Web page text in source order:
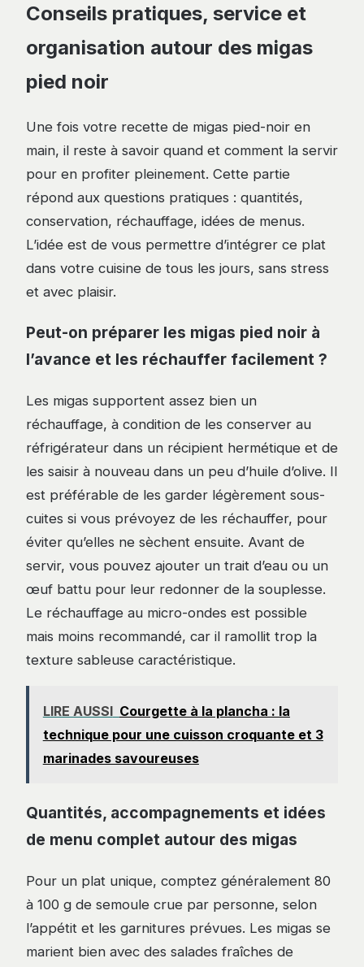
Conseils pratiques, service et
organisation autour des migas
pied noir
Une fois votre recette de migas pied-noir en
main, il reste à savoir quand et comment la servir
pour en profiter pleinement. Cette partie
répond aux questions pratiques : quantités,
conservation, réchauffage, idées de menus.
L’idée est de vous permettre d’intégrer ce plat
dans votre cuisine de tous les jours, sans stress
et avec plaisir.
Peut-on préparer les migas pied noir à
l’avance et les réchauffer facilement ?
Les migas supportent assez bien un
réchauffage, à condition de les conserver au
réfrigérateur dans un récipient hermétique et de
les saisir à nouveau dans un peu d’huile d’olive. Il
est préférable de les garder légèrement sous-
cuites si vous prévoyez de les réchauffer, pour
éviter qu’elles ne sèchent ensuite. Avant de
servir, vous pouvez ajouter un trait d’eau ou un
œuf battu pour leur redonner de la souplesse.
Le réchauffage au micro-ondes est possible
mais moins recommandé, car il ramollit trop la
texture sableuse caractéristique.
LIRE AUSSI Courgette à la plancha : la
technique pour une cuisson croquante et 3
marinades savoureuses
Quantités, accompagnements et idées
de menu complet autour des migas
Pour un plat unique, comptez généralement 80
à 100 g de semoule crue par personne, selon
l’appétit et les garnitures prévues. Les migas se
marient bien avec des salades fraîches de